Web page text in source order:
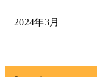
2024年3月